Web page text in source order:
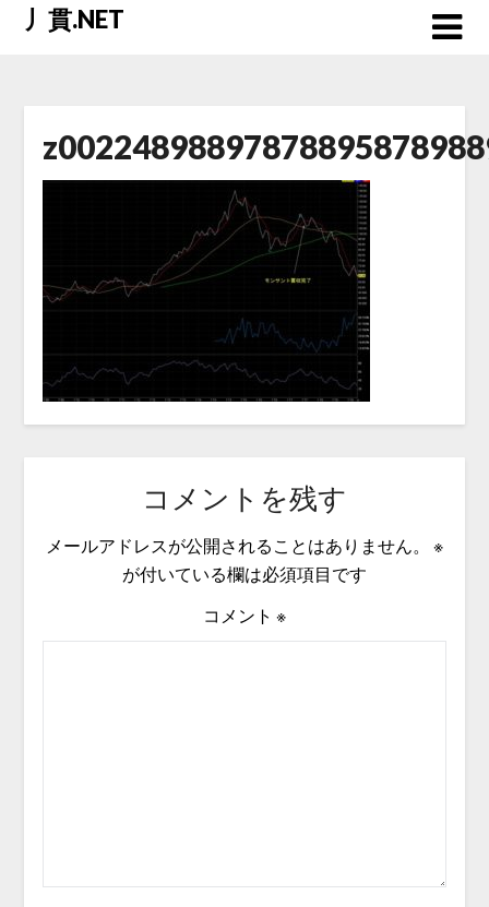
Skip丿貫.NET
コメントを残す
メールアドレスが公開されることはありません。
※
が付いている欄は必須項目です
コメント ※